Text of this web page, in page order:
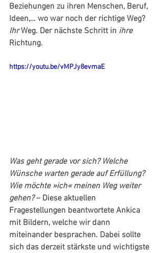
Beziehungen zu ihren Menschen, Beruf,
Ideen,… wo war noch der richtige Weg?
Ihr Weg. Der nächste Schritt in ihre
Richtung.
https://youtu.be/vMPJy8evmaE
Was geht gerade vor sich? Welche
Wünsche warten gerade auf Erfüllung?
Wie möchte »ich« meinen Weg weiter
gehen? – Diese aktuellen
Fragestellungen beantwortete Ankica
mit Bildern, welche wir dann
miteinander besprachen. Dabei sollte
sich das derzeit stärkste und wichtigste